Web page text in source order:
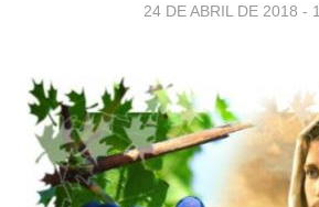
24 DE ABRIL DE 2018 -